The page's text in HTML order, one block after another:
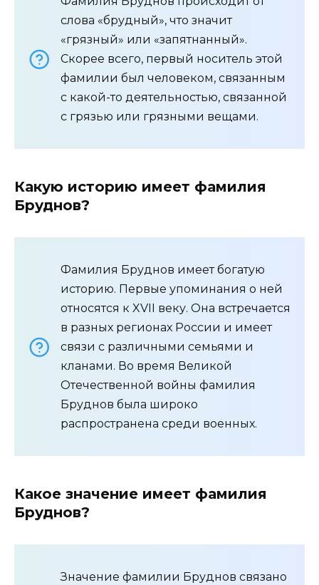
слова «брудный», что значит
«грязный» или «запятнанный».
Скорее всего, первый носитель этой
фамилии был человеком, связанным
с какой-то деятельностью, связанной
с грязью или грязными вещами.
Какую историю имеет фамилия
Бруднов?
Фамилия Бруднов имеет богатую
историю. Первые упоминания о ней
относятся к XVII веку. Она встречается
в разных регионах России и имеет
связи с различными семьями и
кланами. Во время Великой
Отечественной войны фамилия
Бруднов была широко
распространена среди военных.
Какое значение имеет фамилия
Бруднов?
Значение фамилии Бруднов связано